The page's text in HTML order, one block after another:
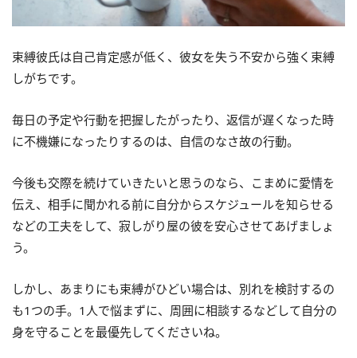
束縛彼氏は自己肯定感が低く、彼女を失う不安から強く束縛
しがちです。
毎日の予定や行動を把握したがったり、返信が遅くなった時
に不機嫌になったりするのは、自信のなさ故の行動。
今後も交際を続けていきたいと思うのなら、こまめに愛情を
伝え、相手に聞かれる前に自分からスケジュールを知らせる
などの工夫をして、寂しがり屋の彼を安心させてあげましょ
う。
しかし、あまりにも束縛がひどい場合は、別れを検討するの
も1つの手。1人で悩まずに、周囲に相談するなどして自分の
身を守ることを最優先してくださいね。